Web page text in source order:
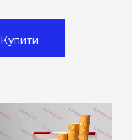
Купити